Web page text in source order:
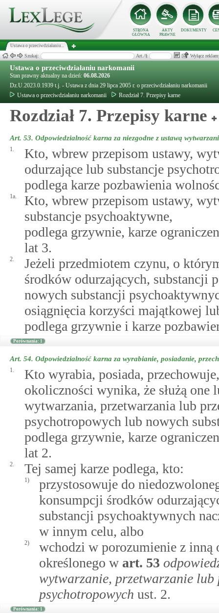
STRONA
GŁÓWNA
AKTY
PRAWNE
DOKUMENTY
Ustawa o przeciwdziałaniu...
Szukaj: Art./§ Wyłącz
Ustawa o przeciwdziałaniu narkomanii
Stan prawny aktualny na dzień: 06.08.2026
Dz.U.2023.0.1939 t.j. - Ustawa z dnia 29 lipca 2005 r. o przeciwdziałaniu narkomanii
Ustawa o przeciwdziałaniu narkomanii
Rozdział 7. Przepisy karne
Rozdział 7. Przepisy karne
Art. 53. Odpowiedzialność karna za niezgodne z ustawą
1.
Kto, wbrew przepisom ustawy,
odurzające lub substancje
podlega karze pozbawienia
1a.
Kto, wbrew przepisom ustawy,
substancje psychoaktywne,
podlega grzywnie, karze
lat 3.
2.
Jeżeli przedmiotem czynu, o
środków odurzających, substancji
nowych substancji
osiągnięcia korzyści majątkowej
podlega grzywnie i karze
Porównania: 1
Art. 54. Odpowiedzialność karna za wyrabianie, posiadanie,
1.
Kto wyrabia, posiada,
okoliczności wynika, że służą one
wytwarzania, przetwarzania lub
psychotropowych lub nowych
podlega grzywnie, karze
lat 2.
2. Tej samej karze podlega, kto:
1)
przystosowuje do
konsumpcji środków
substancji psychoaktywnych
w innym celu, albo
2)
wchodzi w porozumienie z inną
określonego w art. 53
wytwarzanie, przetwarzanie
psychotropowych ust. 2.
Porównania: 1